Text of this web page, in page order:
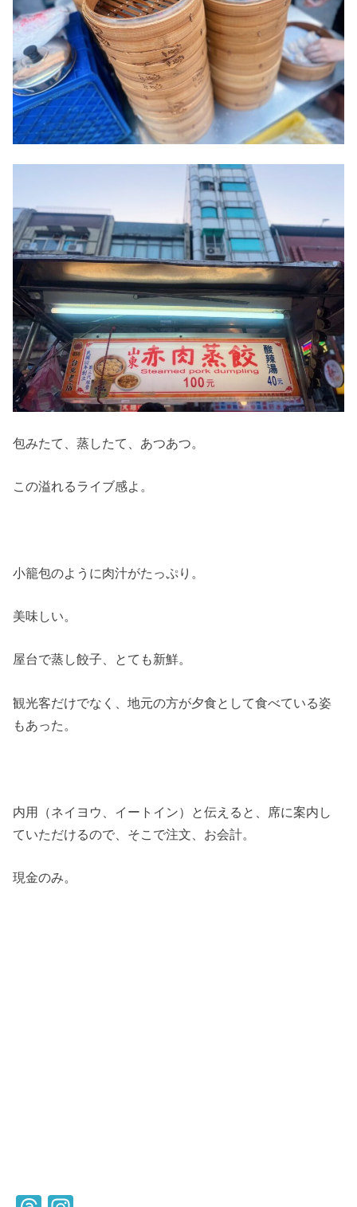
包みたて、蒸したて、あつあつ。
この溢れるライブ感よ。
小籠包のように肉汁がたっぷり。
美味しい。
屋台で蒸し餃子、とても新鮮。
観光客だけでなく、地元の方が夕食として食べている姿
もあった。
内用（ネイヨウ、イートイン）と伝えると、席に案内し
ていただけるので、そこで注文、お会計。
現金のみ。